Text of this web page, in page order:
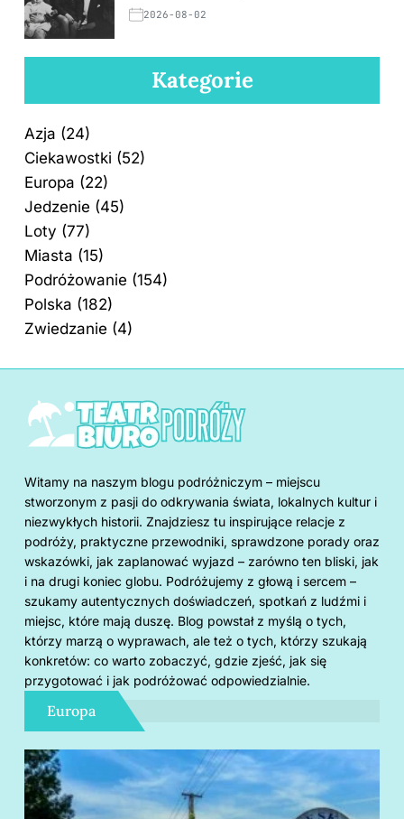
2026-08-02
Kategorie
Azja (24)
Ciekawostki (52)
Europa (22)
Jedzenie (45)
Loty (77)
Miasta (15)
Podróżowanie (154)
Polska (182)
Zwiedzanie (4)
Witamy na naszym blogu podróżniczym – miejscu
stworzonym z pasji do odkrywania świata, lokalnych kultur i
niezwykłych historii. Znajdziesz tu inspirujące relacje z
podróży, praktyczne przewodniki, sprawdzone porady oraz
wskazówki, jak zaplanować wyjazd – zarówno ten bliski, jak
i na drugi koniec globu. Podróżujemy z głową i sercem –
szukamy autentycznych doświadczeń, spotkań z ludźmi i
miejsc, które mają duszę. Blog powstał z myślą o tych,
którzy marzą o wyprawach, ale też o tych, którzy szukają
konkretów: co warto zobaczyć, gdzie zjeść, jak się
przygotować i jak podróżować odpowiedzialnie.
Europa